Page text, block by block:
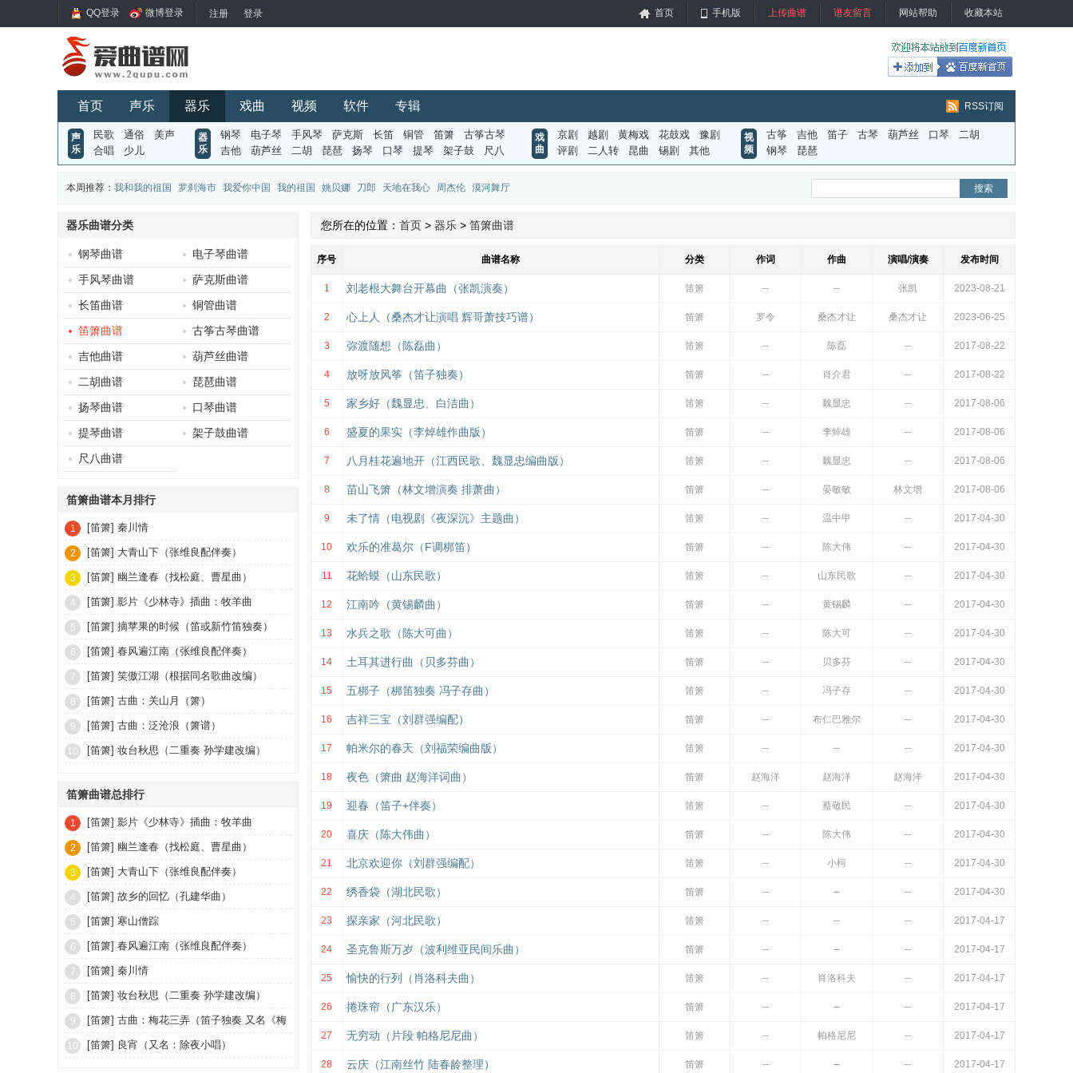
QQ登录 微博登录 首页 手机版 上传曲谱 谱友留言 网站帮助 收藏本站
首页 声乐 器乐 戏曲 视频 软件 专辑 RSS订阅
声
乐
民歌 通俗
美声
合唱
少儿
器
乐
钢琴 电子琴 手风琴 萨克斯 长笛 铜管 笛箫
古筝古琴
吉他
葫芦丝 二胡 琵琶 扬琴 口琴 提琴 架子鼓 尺八
戏
曲
京剧 越剧 黄梅戏 花鼓戏
豫剧
评剧
二人转 昆曲 锡剧 其他
视
频
古筝 吉他 笛子 古琴 葫芦丝 口琴
二胡
钢琴
琵琶
本周推荐： 我和我的祖国 罗刹海市 我爱你中国 我的祖国 姚贝娜 刀郎 天地在我心 周杰伦 漠河舞厅
器乐曲谱分类
钢琴曲谱
电子琴曲谱
手风琴曲谱
萨克斯曲谱
长笛曲谱
铜管曲谱
笛箫曲谱
古筝古琴曲谱
吉他曲谱
葫芦丝曲谱
二胡曲谱
琵琶曲谱
扬琴曲谱
口琴曲谱
提琴曲谱
架子鼓曲谱
尺八曲谱
笛箫曲谱本月排行
1 [笛箫] 秦川情
2 [笛箫] 大青山下（张维良配伴奏）
3 [笛箫] 幽兰逢春（找松庭、曹星曲）
4 [笛箫] 影片《少林寺》插曲：牧羊曲
5 [笛箫] 摘苹果的时候（笛或新竹笛独奏）
6 [笛箫] 春风遍江南（张维良配伴奏）
7 [笛箫] 笑傲江湖（根据同名歌曲改编）
8 [笛箫] 古曲：关山月（箫）
9 [笛箫] 古曲：泛沧浪（箫谱）
10 [笛箫] 妆台秋思（二重奏 孙学建改编）
笛箫曲谱总排行
1 [笛箫] 影片《少林寺》插曲：牧羊曲
2 [笛箫] 幽兰逢春（找松庭、曹星曲）
3 [笛箫] 大青山下（张维良配伴奏）
4 [笛箫] 故乡的回忆（孔建华曲）
5 [笛箫] 寒山僧踪
6 [笛箫] 春风遍江南（张维良配伴奏）
7 [笛箫] 秦川情
8 [笛箫] 妆台秋思（二重奏 孙学建改编）
9 [笛箫] 古曲：梅花三弄（笛子独奏 又名《梅
花引》《玉妃引》）
10 [笛箫] 良宵（又名：除夜小唱）
您所在的位置： 首页 > 器乐 > 笛箫曲谱
序号 曲谱名称 分类 作词 作曲 演唱/演奏 发布时间
1 刘老根大舞台开幕曲（张凯演奏） 笛箫 -- -- 张凯 2023-08-21
2 心上人（桑杰才让演唱 辉哥萧技巧谱） 笛箫 罗令 桑杰才让 桑杰才让 2023-06-25
3 弥渡随想（陈磊曲） 笛箫 -- 陈磊 -- 2017-08-22
4 放呀放风筝（笛子独奏） 笛箫 -- 肖介君 -- 2017-08-22
5 家乡好（魏显忠、白洁曲） 笛箫 -- 魏显忠 -- 2017-08-06
6 盛夏的果实（李焯雄作曲版） 笛箫 -- 李焯雄 -- 2017-08-06
7 八月桂花遍地开（江西民歌、魏显忠编曲版） 笛箫 -- 魏显忠 -- 2017-08-06
8 苗山飞箫（林文增演奏 排萧曲） 笛箫 -- 晏敏敏 林文增 2017-08-06
9 未了情（电视剧《夜深沉》主题曲） 笛箫 -- 温中甲 -- 2017-04-30
10 欢乐的准葛尔（F调梆笛） 笛箫 -- 陈大伟 -- 2017-04-30
11 花蛤蟆（山东民歌） 笛箫 -- 山东民歌 -- 2017-04-30
12 江南吟（黄锡麟曲） 笛箫 -- 黄锡麟 -- 2017-04-30
13 水兵之歌（陈大可曲） 笛箫 -- 陈大可 -- 2017-04-30
14 土耳其进行曲（贝多芬曲） 笛箫 -- 贝多芬 -- 2017-04-30
15 五梆子（梆笛独奏 冯子存曲） 笛箫 -- 冯子存 -- 2017-04-30
16 吉祥三宝（刘群强编配） 笛箫 -- 布仁巴雅尔 -- 2017-04-30
17 帕米尔的春天（刘福荣编曲版） 笛箫 -- -- -- 2017-04-30
18 夜色（箫曲 赵海洋词曲） 笛箫 赵海洋 赵海洋 赵海洋 2017-04-30
19 迎春（笛子+伴奏） 笛箫 -- 蔡敬民 -- 2017-04-30
20 喜庆（陈大伟曲） 笛箫 -- 陈大伟 -- 2017-04-30
21 北京欢迎你（刘群强编配） 笛箫 -- 小柯 -- 2017-04-30
22 绣香袋（湖北民歌） 笛箫 -- -- -- 2017-04-30
23 探亲家（河北民歌） 笛箫 -- -- -- 2017-04-17
24 圣克鲁斯万岁（波利维亚民间乐曲） 笛箫 -- -- -- 2017-04-17
25 愉快的行列（肖洛科夫曲） 笛箫 -- 肖洛科夫 -- 2017-04-17
26 捲珠帘（广东汉乐） 笛箫 -- -- -- 2017-04-17
27 无穷动（片段 帕格尼尼曲） 笛箫 -- 帕格尼尼 -- 2017-04-17
28 云庆（江南丝竹 陆春龄整理） 笛箫 -- -- -- 2017-04-17